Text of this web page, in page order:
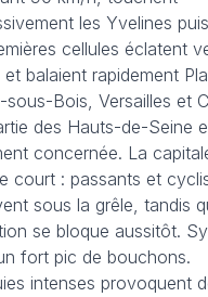
les Yvelines
cellules éclatent
balaient rapidement
sous-Bois, Versailles et
des Hauts-de-Seine
concernée. La
court : passants et
sous la grêle, tandis
se bloque aussitôt.
fort pic de bouchons.
intenses provoquent